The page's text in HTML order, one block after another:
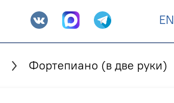
EN
Фортепиано (в две руки)